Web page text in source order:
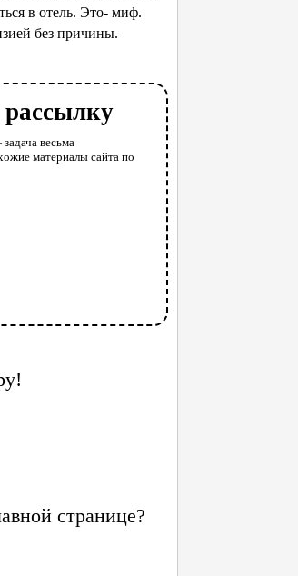
в отель. Это- миф.
без причины.
весьма
материалы сайта по
странице?